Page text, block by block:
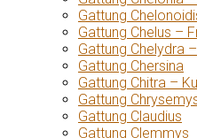
Gattung
Gattung Chelus –
Gattung Chelydra
Gattung Chersina
Gattung Chitra –
Gattung
Gattung Claudius
Gattung Clemmys